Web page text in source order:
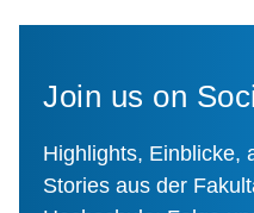
Join us on
Highlights, Einblicke,
Stories aus der